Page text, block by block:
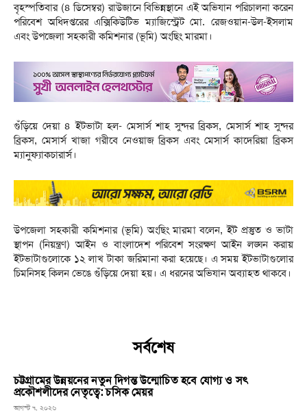
বৃহস্পতিবার (৪ ডিসেম্বর) রাউজানে বিভিন্নস্থানে এই অভিযান পরিচালনা করেন
পরিবেশ অধিদপ্তরের এক্সিকিউটিভ ম্যাজিস্ট্রেট মো. রেজওয়ান-উল-ইসলাম
এবং উপজেলা সহকারী কমিশনার (ভূমি) অংছিং মারমা।
গুঁড়িয়ে দেয়া ৪ ইটভাটা হল- মেসার্স শাহ সুন্দর ব্রিকস, মেসার্স শাহ সুন্দর
ব্রিকস, মেসার্স খাজা গরীবে নেওয়াজ ব্রিকস এবং মেসার্স কাদেরিয়া ব্রিকস
ম্যানুফ্যাকচারার্স।
উপজেলা সহকারী কমিশনার (ভূমি) অংছিং মারমা বলেন, ইট প্রস্তুত ও ভাটা
স্থাপন (নিয়ন্ত্রণ) আইন ও বাংলাদেশ পরিবেশ সংরক্ষণ আইন লঙ্ঘন করায়
ইটভাটাগুলোকে ১২ লাখ টাকা জরিমানা করা হয়েছে। এ সময় ইটভাটাগুলোর
চিমনিসহ কিলন ভেঙে গুঁড়িয়ে দেয়া হয়। এ ধরনের অভিযান অব্যাহত থাকবে।
সর্বশেষ
চট্টগ্রামের উন্নয়নের নতুন দিগন্ত উন্মোচিত হবে যোগ্য ও সৎ
প্রকৌশলীদের নেতৃত্বে: চসিক মেয়র
আগস্ট ৭, ২০২৬